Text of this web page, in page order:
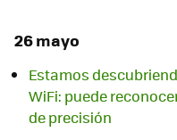
26 mayo
Estamos
WiFi: puede
de precisión